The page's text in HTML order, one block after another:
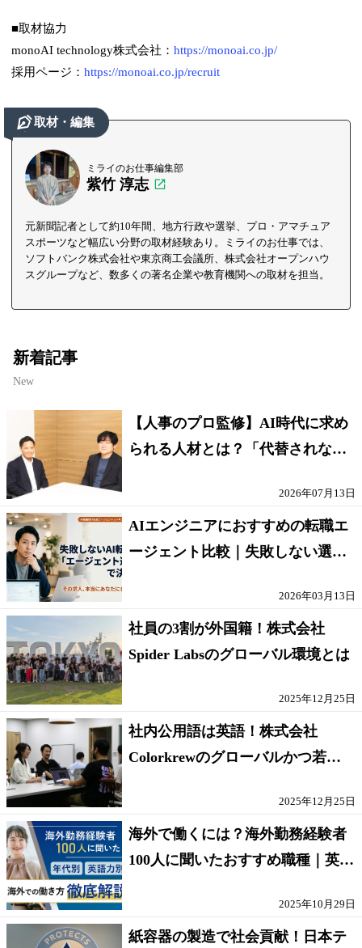
■取材協力
monoAI technology株式会社：https://monoai.co.jp/
採用ページ：https://monoai.co.jp/recruit
取材・編集
ミライのお仕事編集部
紫竹 淳志
元新聞記者として約10年間、地方行政や選挙、プロ・アマチュア
スポーツなど幅広い分野の取材経験あり。ミライのお仕事では、
ソフトバンク株式会社や東京商工会議所、株式会社オープンハウ
スグループなど、数多くの著名企業や教育機関への取材を担当。
新着記事
New
【人事のプロ監修】AI時代に求め
られる人材とは？「代替されない
2026年07月13日
AIエンジニアにおすすめの転職エ
ージェント比較｜失敗しない選び
2026年03月13日
社員の3割が外国籍！株式会社
Spider Labsのグローバル環境とは
2025年12月25日
社内公用語は英語！株式会社
Colorkrewのグローバルかつ若手
2025年12月25日
海外で働くには？海外勤務経験者
100人に聞いたおすすめ職種｜英語
2025年10月29日
紙容器の製造で社会貢献！日本テ